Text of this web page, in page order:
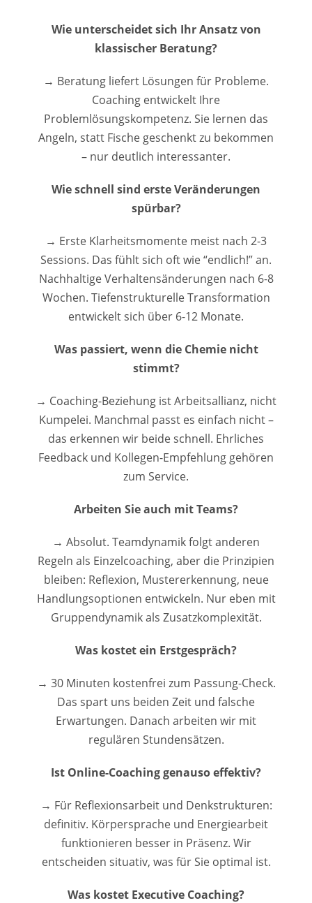
Wie unterscheidet sich Ihr Ansatz von
klassischer Beratung?
→ Beratung liefert Lösungen für Probleme.
Coaching entwickelt Ihre
Problemlösungskompetenz. Sie lernen das
Angeln, statt Fische geschenkt zu bekommen
– nur deutlich interessanter.
Wie schnell sind erste Veränderungen
spürbar?
→ Erste Klarheitsmomente meist nach 2-3
Sessions. Das fühlt sich oft wie “endlich!” an.
Nachhaltige Verhaltensänderungen nach 6-8
Wochen. Tiefenstrukturelle Transformation
entwickelt sich über 6-12 Monate.
Was passiert, wenn die Chemie nicht
stimmt?
→ Coaching-Beziehung ist Arbeitsallianz, nicht
Kumpelei. Manchmal passt es einfach nicht –
das erkennen wir beide schnell. Ehrliches
Feedback und Kollegen-Empfehlung gehören
zum Service.
Arbeiten Sie auch mit Teams?
→ Absolut. Teamdynamik folgt anderen
Regeln als Einzelcoaching, aber die Prinzipien
bleiben: Reflexion, Mustererkennung, neue
Handlungsoptionen entwickeln. Nur eben mit
Gruppendynamik als Zusatzkomplexität.
Was kostet ein Erstgespräch?
→ 30 Minuten kostenfrei zum Passung-Check.
Das spart uns beiden Zeit und falsche
Erwartungen. Danach arbeiten wir mit
regulären Stundensätzen.
Ist Online-Coaching genauso effektiv?
→ Für Reflexionsarbeit und Denkstrukturen:
definitiv. Körpersprache und Energiearbeit
funktionieren besser in Präsenz. Wir
entscheiden situativ, was für Sie optimal ist.
Was kostet Executive Coaching?